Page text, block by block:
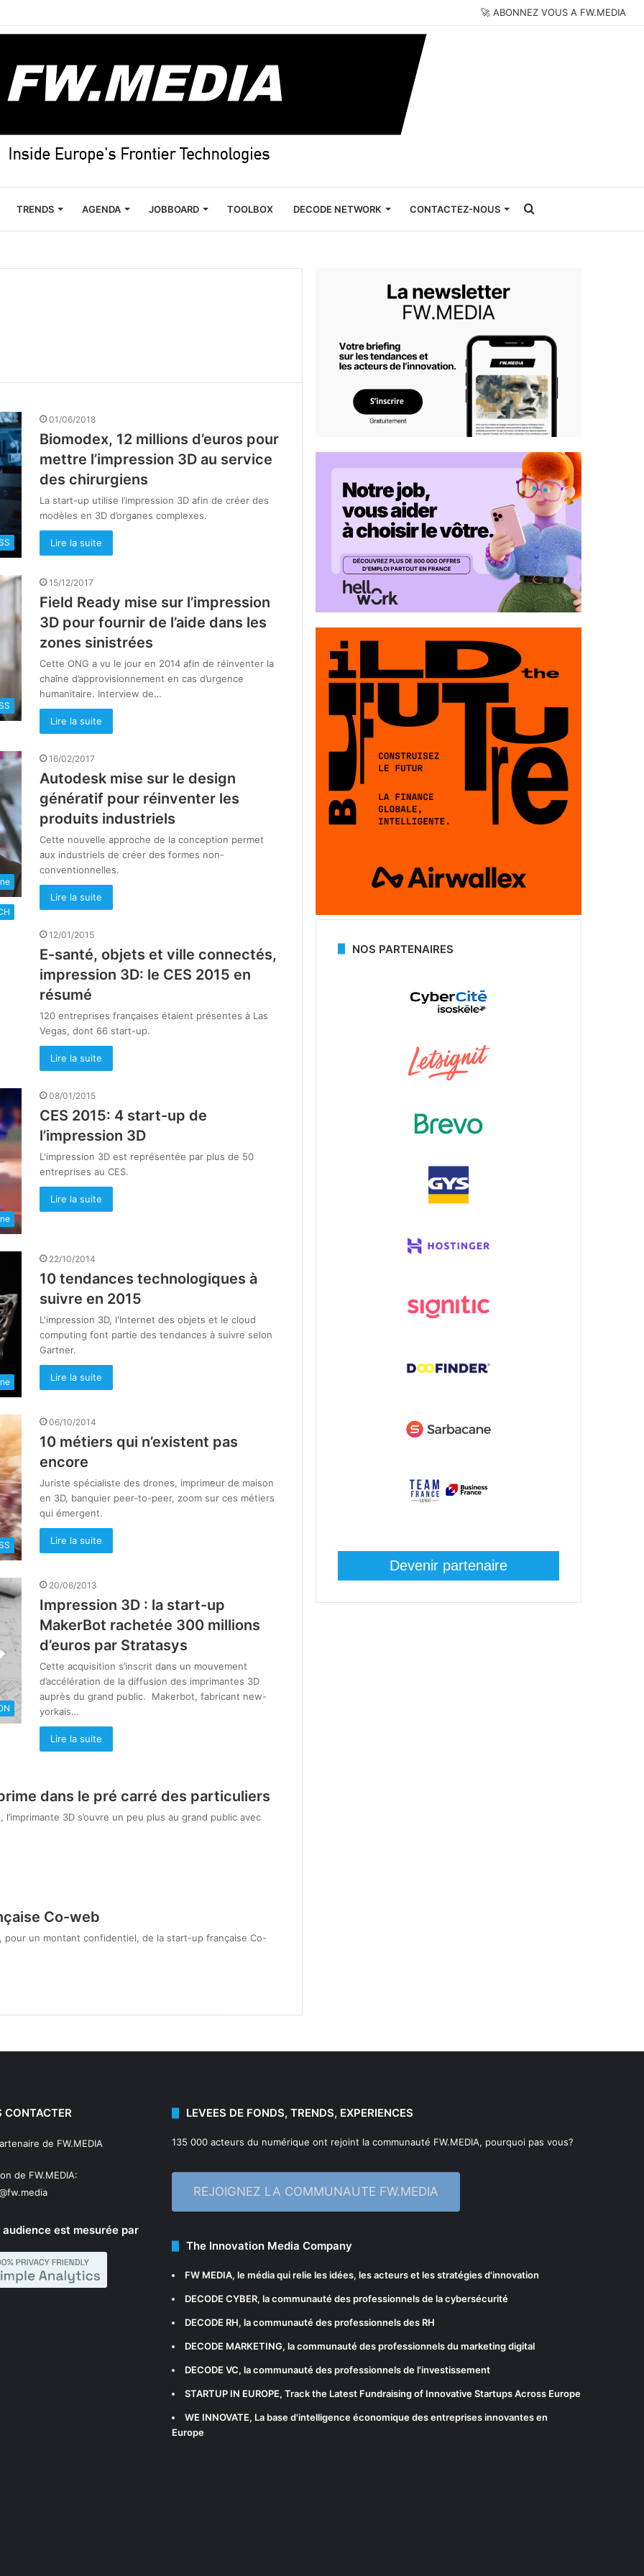
🚀 ABONNEZ VOUS A FW.MEDIA
TRENDS AGENDA JOBBOARD TOOLBOX DECODE NETWORK CONTACTEZ-NOUS Rechercher
01/06/2018
Biomodex, 12 millions d’euros pour
mettre l’impression 3D au service
des chirurgiens
La start-up utilise l’impression 3D afin de créer des
modèles en 3D d’organes complexes.
Lire la suite
15/12/2017
Field Ready mise sur l’impression
3D pour fournir de l’aide dans les
zones sinistrées
Cette ONG a vu le jour en 2014 afin de réinventer la
chaîne d’approvisionnement en cas d’urgence
humanitaire. Interview de…
Lire la suite
16/02/2017
Autodesk mise sur le design
génératif pour réinventer les
produits industriels
Cette nouvelle approche de la conception permet
aux industriels de créer des formes non-
conventionnelles.
Lire la suite
12/01/2015
E-santé, objets et ville connectés,
impression 3D: le CES 2015 en
résumé
120 entreprises françaises étaient présentes à Las
Vegas, dont 66 start-up.
Lire la suite
08/01/2015
CES 2015: 4 start-up de
l’impression 3D
L'impression 3D est représentée par plus de 50
entreprises au CES.
Lire la suite
22/10/2014
10 tendances technologiques à
suivre en 2015
L'impression 3D, l'Internet des objets et le cloud
computing font partie des tendances à suivre selon
Gartner.
Lire la suite
06/10/2014
10 métiers qui n’existent pas
encore
Juriste spécialiste des drones, imprimeur de maison
en 3D, banquier peer-to-peer, zoom sur ces métiers
qui émergent.
Lire la suite
20/06/2013
Impression 3D : la start-up
MakerBot rachetée 300 millions
d’euros par Stratasys
Cette acquisition s’inscrit dans un mouvement
d’accélération de la diffusion des imprimantes 3D
auprès du grand public. Makerbot, fabricant new-
yorkais…
Lire la suite
dans le pré carré des particuliers
3D s’ouvre un peu plus au grand public avec
Co-web
pour un montant confidentiel, de la start-up française Co-
NOS PARTENAIRES
Devenir partenaire
CONTACTER
de FW.MEDIA
de FW.MEDIA:
est mesurée par
LEVEES DE FONDS, TRENDS, EXPERIENCES
135 000 acteurs du numérique ont rejoint la communauté FW.MEDIA, pourquoi pas vous?
REJOIGNEZ LA COMMUNAUTE FW.MEDIA
The Innovation Media Company
FW MEDIA, le média qui relie les idées, les acteurs et les stratégies d'innovation
DECODE CYBER, la communauté des professionnels de la cybersécurité
DECODE RH, la communauté des professionnels des RH
DECODE MARKETING, la communauté des professionnels du marketing digital
DECODE VC, la communauté des professionnels de l'investissement
STARTUP IN EUROPE, Track the Latest Fundraising of Innovative Startups Across Europe
WE INNOVATE, La base d'intelligence économique des entreprises innovantes en
Europe